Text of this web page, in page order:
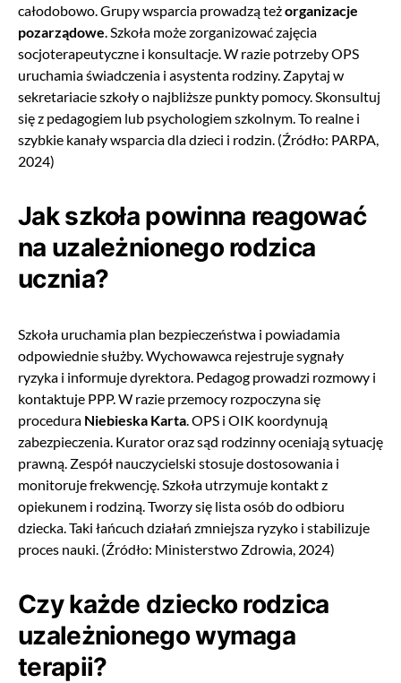
całodobowo. Grupy wsparcia prowadzą teżorganizacje
pozarządowe . Szkoła może zorganizować zajęcia
socjoterapeutyczne i konsultacje. W razie potrzeby OPS
uruchamia świadczenia i asystenta rodziny. Zapytaj w
sekretariacie szkoły o najbliższe punkty pomocy. Skonsultuj
się z pedagogiem lub psychologiem szkolnym. To realne i
szybkie kanały wsparcia dla dzieci i rodzin. (Źródło: PARPA,
2024)
Jak szkoła powinna reagować
na uzależnionego rodzica
ucznia?
Szkoła uruchamia plan bezpieczeństwa i powiadamia
odpowiednie służby. Wychowawca rejestruje sygnały
ryzyka i informuje dyrektora. Pedagog prowadzi rozmowy i
kontaktuje PPP. W razie przemocy rozpoczyna się
procedura Niebieska Karta . OPS i OIK koordynują
zabezpieczenia. Kurator oraz sąd rodzinny oceniają sytuację
prawną. Zespół nauczycielski stosuje dostosowania i
monitoruje frekwencję. Szkoła utrzymuje kontakt z
opiekunem i rodziną. Tworzy się lista osób do odbioru
dziecka. Taki łańcuch działań zmniejsza ryzyko i stabilizuje
proces nauki. (Źródło: Ministerstwo Zdrowia, 2024)
Czy każde dziecko rodzica
uzależnionego wymaga
terapii?